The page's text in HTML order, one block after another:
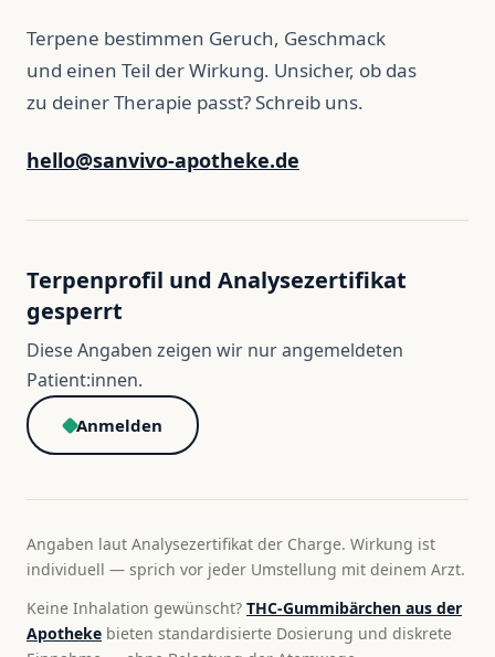
Terpene bestimmen Geruch, Geschmack
und einen Teil der Wirkung. Unsicher, ob das
zu deiner Therapie passt? Schreib uns.
hello@sanvivo-apotheke.de
Terpenprofil und Analysezertifikat
gesperrt
Diese Angaben zeigen wir nur angemeldeten
Patient:innen.
Anmelden
Angaben laut Analysezertifikat der Charge. Wirkung ist
individuell — sprich vor jeder Umstellung mit deinem Arzt.
Keine Inhalation gewünscht? THC-Gummibärchen aus der
Apotheke bieten standardisierte Dosierung und diskrete